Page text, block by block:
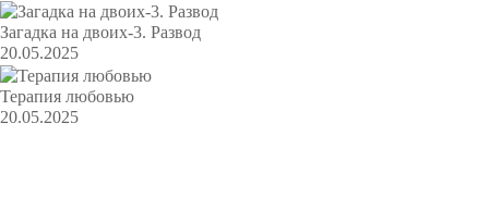
Загадка на двоих-3. Развод
20.05.2025
Терапия любовью
20.05.2025